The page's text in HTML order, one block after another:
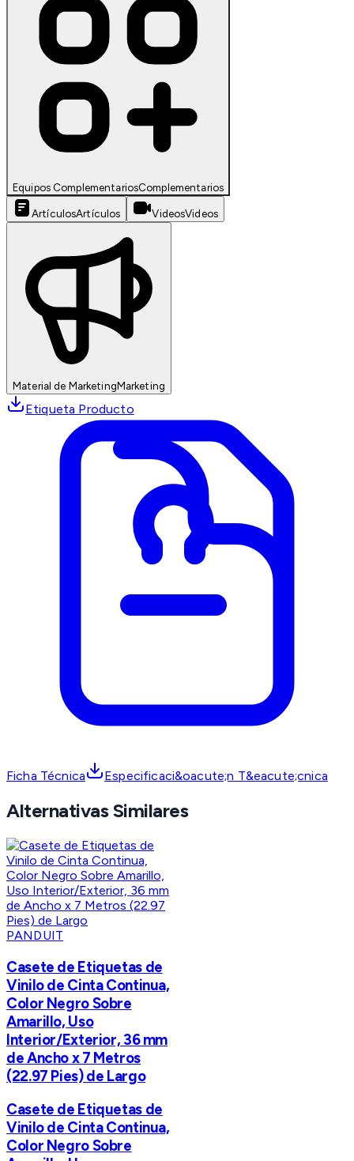
Equipos ComplementariosComplementarios
ArtículosArtículos VideosVideos
Material de MarketingMarketing
Etiqueta Producto
Ficha Técnica Especificaci&oacute;n T&eacute;cnica
Alternativas Similares
PANDUIT
Casete de Etiquetas de
Vinilo de Cinta Continua,
Color Negro Sobre
Amarillo, Uso
Interior/Exterior, 36 mm
de Ancho x 7 Metros
(22.97 Pies) de Largo
Casete de Etiquetas de
Vinilo de Cinta Continua,
Color Negro Sobre